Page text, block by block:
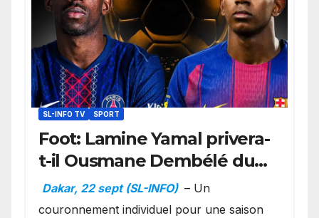
SL-INFO TV SPORT
Foot: Lamine Yamal privera-
t-il Ousmane Dembélé du
Ballon d’or ?
Dakar, 22 sept (SL-INFO) – Un
couronnement individuel pour une saison